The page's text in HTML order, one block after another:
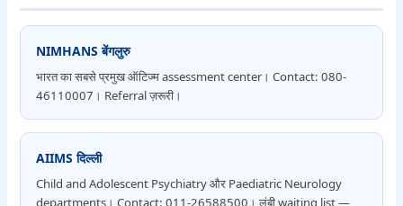
NIMHANS बेंगलुरु
भारत का सबसे प्रमुख ऑटिज्म assessment center। Contact: 080-
46110007। Referral ज़रूरी।
AIIMS दिल्ली
Child and Adolescent Psychiatry और Paediatric Neurology
departments। Contact: 011-26588500। लंबी waiting list —